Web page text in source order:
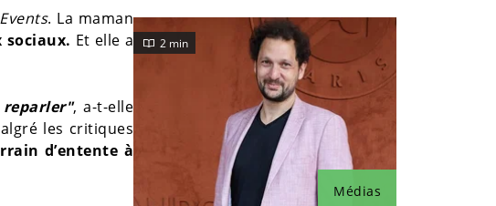
. La maman
sociaux. Et elle a
reparler", a-t-elle
les critiques
d’entente à
Médias
2 min